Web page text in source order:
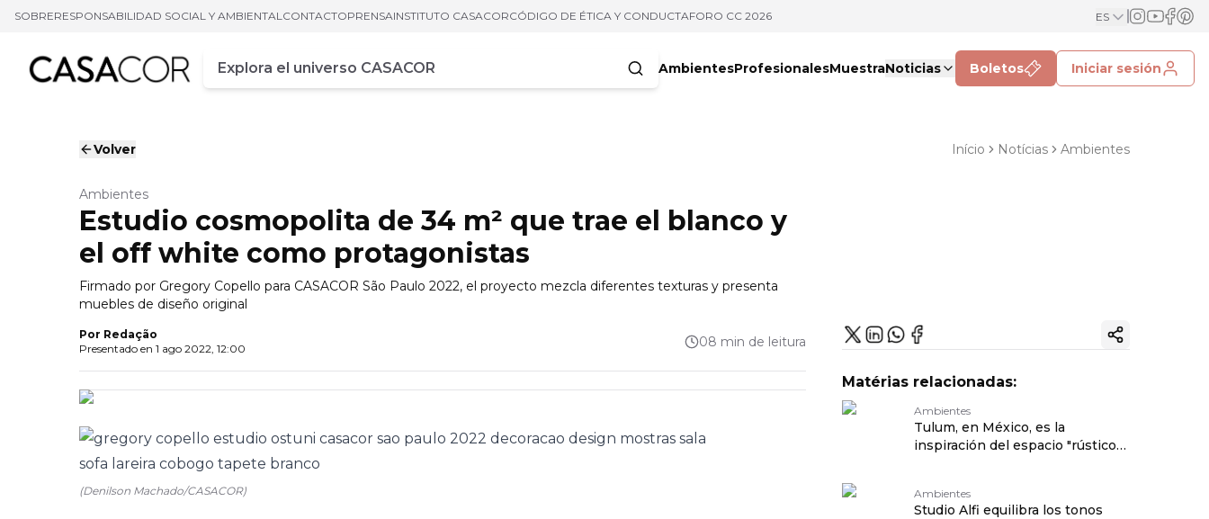
SOBRERESPONSABILIDAD SOCIAL Y AMBIENTALCONTACTOPRENSAINSTITUTO CASACORCÓDIGO DE ÉTICA Y CONDUCTAFORO CC 2026 ES
Campo de busca
Ingrese al menos tres caracteres
AmbientesProfesionalesMuestraNoticias Boletos Iniciar sesión
Volver Início Notícias Ambientes
Ambientes
Estudio cosmopolita de 34 m² que trae el blanco y
el off white como protagonistas
Firmado por Gregory Copello para CASACOR São Paulo 2022, el proyecto mezcla diferentes texturas y presenta
muebles de diseño original
Por Redação
Presentado en 1 ago 2022, 12:00 08 min de leitura
(Denilson Machado/CASACOR)
Copiar enlace
Matérias relacionadas:
Ambientes
Tulum, en México, es la
inspiración del espacio "rústico-
Ambientes
Studio Alfi equilibra los tonos